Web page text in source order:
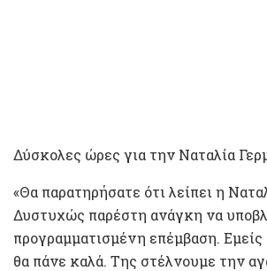
Δύσκολες ώρες για την Ναταλία
«Θα παρατηρήσατε ότι λείπει η
Δυστυχώς παρέστη ανάγκη να
προγραμματισμένη επέμβαση. Εμείς
θα πάνε καλά. Της στέλνουμε την